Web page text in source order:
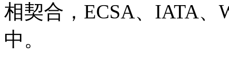
相契合，ECSA、IATA、
中。